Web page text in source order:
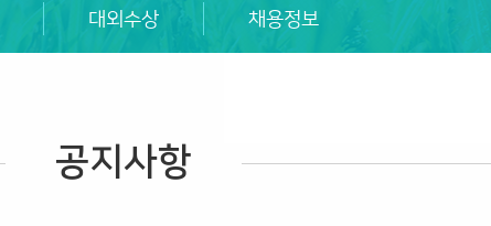
대외수상 채용정보
공지사항